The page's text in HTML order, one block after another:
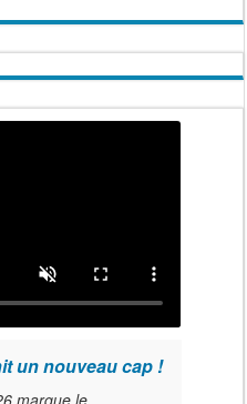
un nouveau cap !
marque le